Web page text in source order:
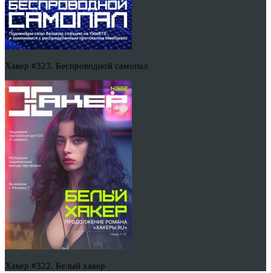
Хакер #323. Беспроводной самопал
Хакер #322. Белый хакер